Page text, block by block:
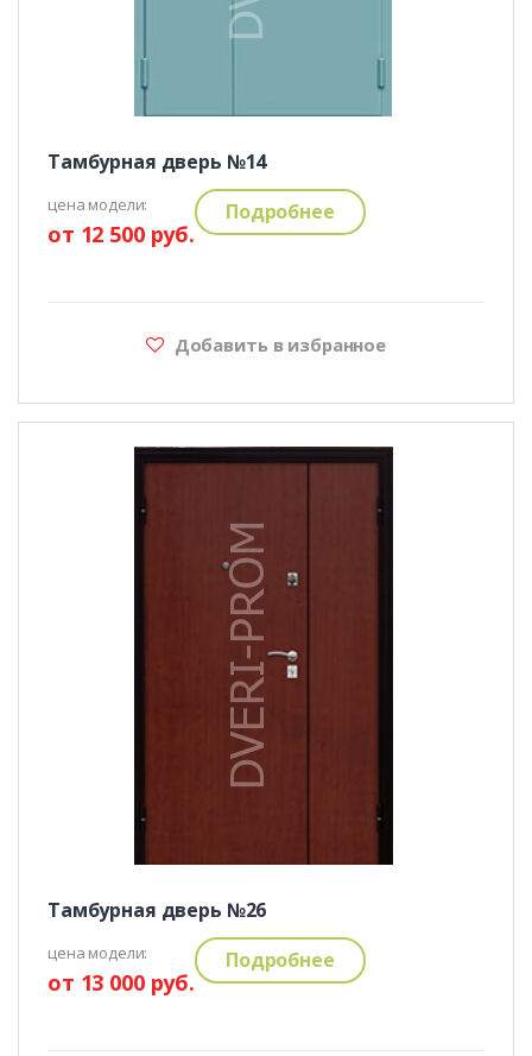
Тамбурная дверь №14
цена модели:
от 12 500 руб.
Подробнее
Добавить в избранное
Тамбурная дверь №26
цена модели:
от 13 000 руб.
Подробнее